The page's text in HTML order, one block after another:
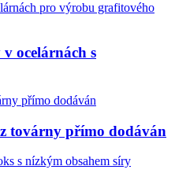
ocelárnách s
továrny přímo dodáván